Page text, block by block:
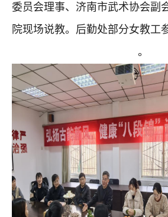
委员会理事、济南市武术协会副
院现场说教。后勤处部分女教工
。